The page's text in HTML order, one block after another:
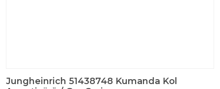
Jungheinrich 51438748 Kumanda Kol